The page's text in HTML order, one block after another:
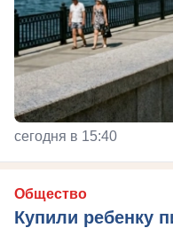
сегодня в 15:40
Общество
Купили ребенку